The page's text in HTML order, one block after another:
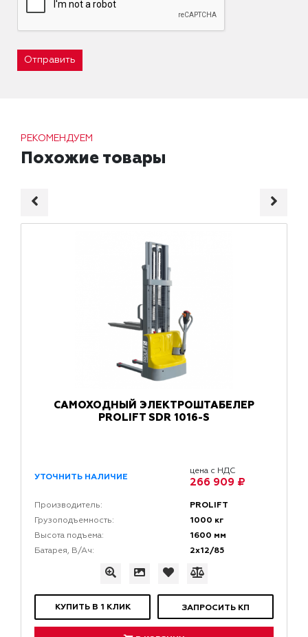
Отправить
РЕКОМЕНДУЕМ
Похожие товары
САМОХОДНЫЙ ЭЛЕКТРОШТАБЕЛЕР
PROLIFT SDR 1016-S
УТОЧНИТЬ НАЛИЧИЕ
цена с НДС
266 909 ₽
Производитель: PROLIFT
Грузоподъемность: 1000 кг
Высота подъема: 1600 мм
Батарея, В/Ач: 2х12/85
КУПИТЬ В 1 КЛИК ЗАПРОСИТЬ КП